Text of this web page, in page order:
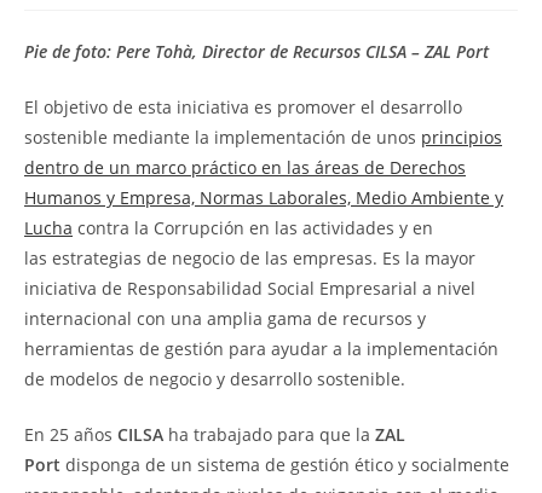
Pie de foto: Pere Tohà, Director de Recursos CILSA – ZAL Port
El objetivo de esta iniciativa es promover el desarrollo
sostenible mediante la implementación de unos principios
dentro de un marco práctico en las áreas de Derechos
Humanos y Empresa, Normas Laborales, Medio Ambiente y
Lucha contra la Corrupción en las actividades y en
las estrategias de negocio de las empresas. Es la mayor
iniciativa de Responsabilidad Social Empresarial a nivel
internacional con una amplia gama de recursos y
herramientas de gestión para ayudar a la implementación
de modelos de negocio y desarrollo sostenible.
En 25 años CILSA ha trabajado para que la ZAL
Port disponga de un sistema de gestión ético y socialmente